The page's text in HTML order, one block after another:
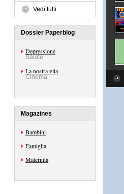
Vedi tutti
Dossier Paperblog
Depressione
Salute
La nostra vita
Cinema
Magazines
Bambini
Famiglia
Maternità